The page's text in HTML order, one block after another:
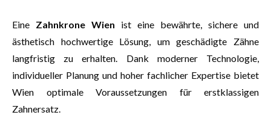
Eine Zahnkrone Wien ist eine bewährte, sichere und
ästhetisch hochwertige Lösung, um geschädigte Zähne
langfristig zu erhalten. Dank moderner Technologie,
individueller Planung und hoher fachlicher Expertise bietet
Wien optimale Voraussetzungen für erstklassigen
Zahnersatz.